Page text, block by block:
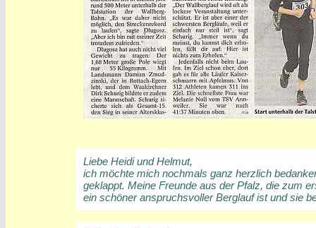
Liebe Heidi und Helmut,
ich möchte mich nochmals ganz herzlich
geklappt. Meine Freunde aus der Pfalz, die zum
ein schöner anspruchsvoller Berglauf ist und sie